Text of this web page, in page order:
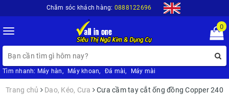
Chăm sóc khách hàng: 0888122696
Toggle
navigation
0
Tìm nhanh: Máy hàn, Máy khoan, Đá mài, Máy mài
Trang chủ Dao, Kéo, Cưa
Cưa cầm tay cắt ống đồng Copper 240